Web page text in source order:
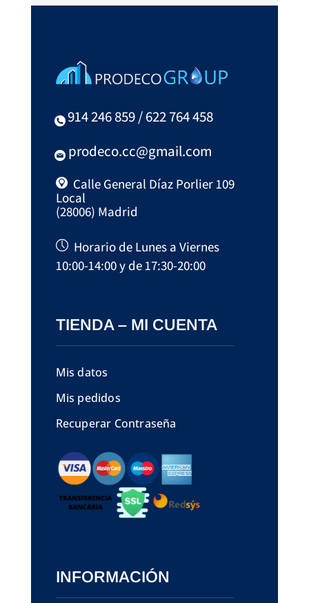
914 246 859 / 622 764 458
prodeco.cc@gmail.com
Calle General Díaz Porlier 109
Local
(28006) Madrid
Horario de Lunes a Viernes
10:00-14:00 y de 17:30-20:00
TIENDA – MI CUENTA
Mis datos
Mis pedidos
Recuperar Contraseña
INFORMACIÓN